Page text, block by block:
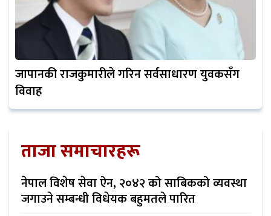
जापानकी राजकुमारीले गरिन सर्वसाधारण युवकसँग
विवाह
ताजा समाचारहरू
नेपाल विशेष सेवा ऐन, २०४२ को साबिकको व्यवस्था
जगाउने सम्बन्धी विधेयक बहुमतले पारित